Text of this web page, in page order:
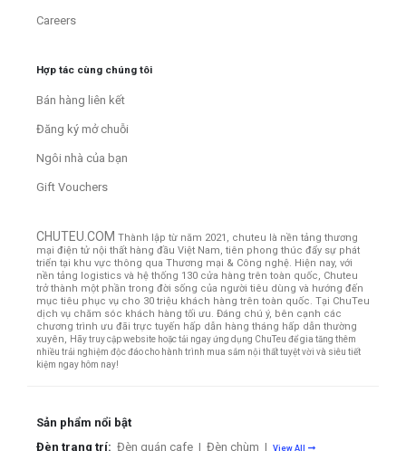
Careers
Hợp tác cùng chúng tôi
Bán hàng liên kết
Đăng ký mở chuỗi
Ngôi nhà của bạn
Gift Vouchers
CHUTEU.COM Thành lập từ năm 2021, chuteu là nền tảng thương
mại điện tử nội thất hàng đầu Việt Nam, tiên phong thúc đẩy sự phát
triển tại khu vực thông qua Thương mại & Công nghệ. Hiện nay, với
nền tảng logistics và hệ thống 130 cửa hàng trên toàn quốc, Chuteu
trở thành một phần trong đời sống của người tiêu dùng và hướng đến
mục tiêu phục vụ cho 30 triệu khách hàng trên toàn quốc. Tại ChuTeu
dịch vụ chăm sóc khách hàng tối ưu. Đáng chú ý, bên cạnh các
chương trình ưu đãi trực tuyến hấp dẫn hàng tháng hấp dẫn thường
xuyên, Hãy truy cập website hoặc tải ngay ứng dụng ChuTeu để gia tăng thêm
nhiều trải nghiệm độc đáo cho hành trình mua sắm nội thất tuyệt vời và siêu tiết
kiệm ngay hôm nay!
Sản phẩm nổi bật
Đèn trang trí: Đèn quán cafe | Đèn chùm | View All